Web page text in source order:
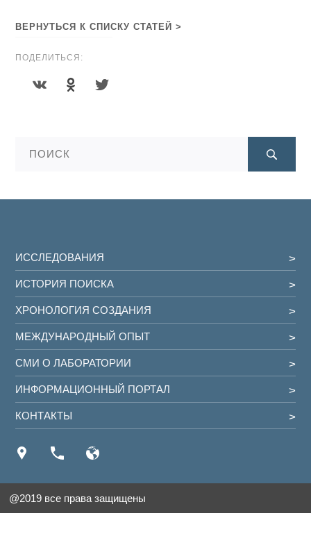
ВЕРНУТЬСЯ К СПИСКУ СТАТЕЙ >
ПОДЕЛИТЬСЯ:
ИССЛЕДОВАНИЯ
ИСТОРИЯ ПОИСКА
ХРОНОЛОГИЯ СОЗДАНИЯ
МЕЖДУНАРОДНЫЙ ОПЫТ
СМИ О ЛАБОРАТОРИИ
ИНФОРМАЦИОННЫЙ ПОРТАЛ
КОНТАКТЫ
@2019 все права защищены